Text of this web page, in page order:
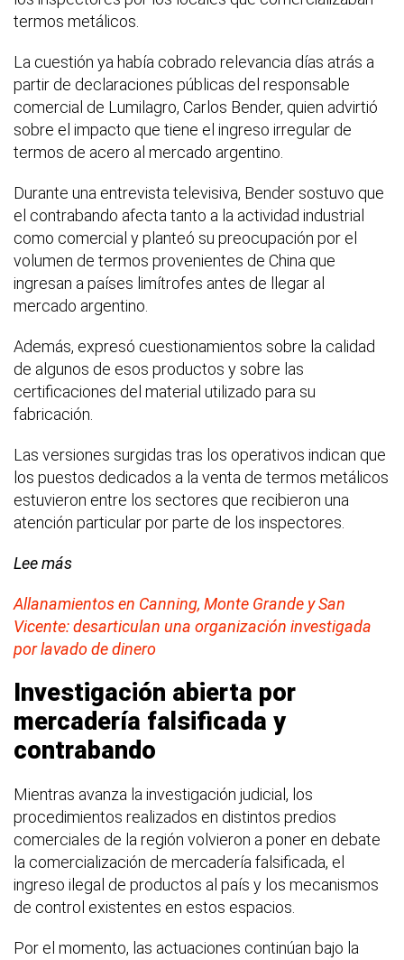
termos metálicos.
La cuestión ya había cobrado relevancia días atrás a
partir de declaraciones públicas del responsable
comercial de Lumilagro, Carlos Bender, quien advirtió
sobre el impacto que tiene el ingreso irregular de
termos de acero al mercado argentino.
Durante una entrevista televisiva, Bender sostuvo que
el contrabando afecta tanto a la actividad industrial
como comercial y planteó su preocupación por el
volumen de termos provenientes de China que
ingresan a países limítrofes antes de llegar al
mercado argentino.
Además, expresó cuestionamientos sobre la calidad
de algunos de esos productos y sobre las
certificaciones del material utilizado para su
fabricación.
Las versiones surgidas tras los operativos indican que
los puestos dedicados a la venta de termos metálicos
estuvieron entre los sectores que recibieron una
atención particular por parte de los inspectores.
Lee más
Allanamientos en Canning, Monte Grande y San
Vicente: desarticulan una organización investigada
por lavado de dinero
Investigación abierta por
mercadería falsificada y
contrabando
Mientras avanza la investigación judicial, los
procedimientos realizados en distintos predios
comerciales de la región volvieron a poner en debate
la comercialización de mercadería falsificada, el
ingreso ilegal de productos al país y los mecanismos
de control existentes en estos espacios.
Por el momento, las actuaciones continúan bajo la